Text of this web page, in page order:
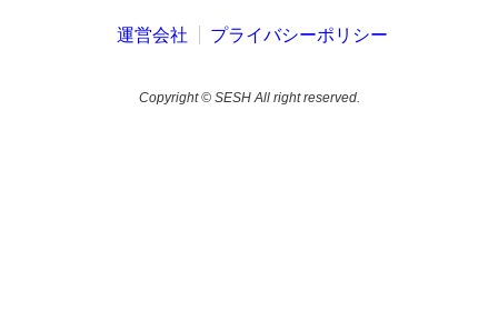
運営会社 プライバシーポリシー
Copyright © SESH All right reserved.